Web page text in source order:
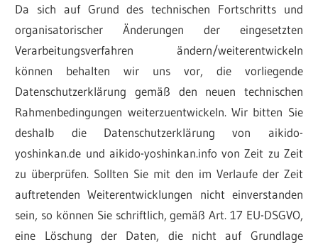
Da sich auf Grund des technischen Fortschritts und
organisatorischer Änderungen der eingesetzten
Verarbeitungsverfahren ändern/weiterentwickeln
können behalten wir uns vor, die vorliegende
Datenschutzerklärung gemäß den neuen technischen
Rahmenbedingungen weiterzuentwickeln. Wir bitten Sie
deshalb die Datenschutzerklärung von aikido-
yoshinkan.de und aikido-yoshinkan.info von Zeit zu Zeit
zu überprüfen. Sollten Sie mit den im Verlaufe der Zeit
auftretenden Weiterentwicklungen nicht einverstanden
sein, so können Sie schriftlich, gemäß Art. 17 EU-DSGVO,
eine Löschung der Daten, die nicht auf Grundlage